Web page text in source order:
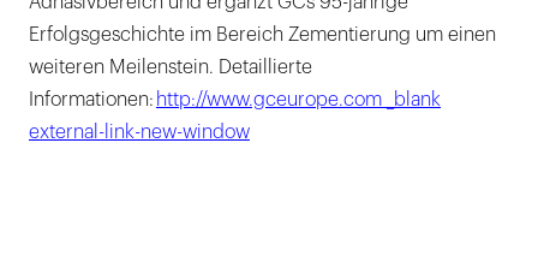
Erfolgsgeschichte im Bereich Zementierung um einen
weiteren Meilenstein. Detaillierte
Informationen: http://www.gceurope.com _blank
external-link-new-window